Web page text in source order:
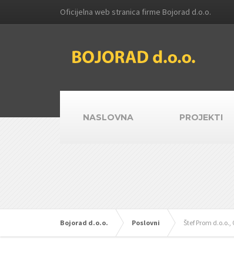
Oficijelna web stranica firme Bojorad d.o.o.
NASLOVNA PROJEKTI
Bojorad d.o.o. Poslovni Štef Prom d.o.o.,